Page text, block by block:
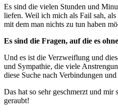
Es sind die vielen Stunden und
liefen. Weil ich mich als Fail sah,
mit dem man nichts zu tun haben
Es sind die Fragen, auf die es
Und es ist die Verzweiflung und
und Sympathie, die viele
diese Suche nach Verbindungen
Das hat so sehr geschmerzt und
geraubt!